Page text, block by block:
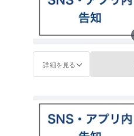
詳細を見る